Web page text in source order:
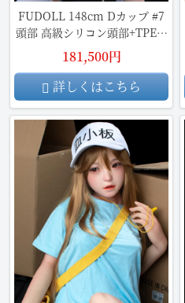
FUDOLL 148cm Dカップ #7
頭部 高級シリコン頭部+TPE材
質ボディ ラブドール
181,500円
詳しくはこちら